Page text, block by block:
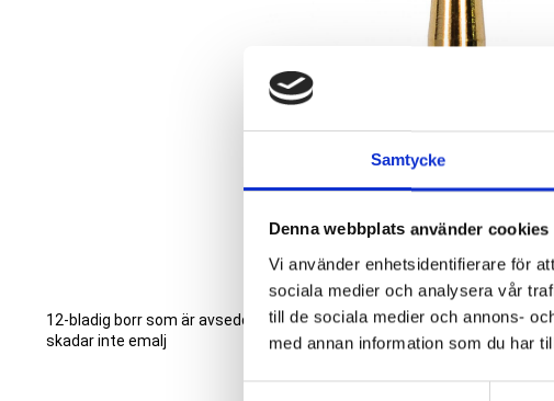
Samtycke
Denna webbplats använder cookies
Vi använder enhetsidentifierare för
sociala medier och analysera vår
till de sociala medier och annons-
med annan information som du har
12-bladig borr som är avsedd för att ta bort t ex attachments och
skadar inte emalj